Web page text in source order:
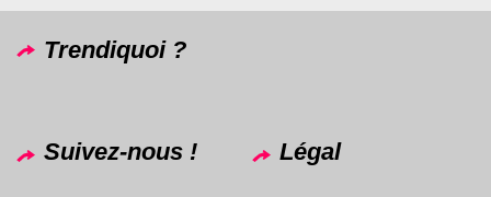
Trendiquoi ?
Suivez-nous ! Légal